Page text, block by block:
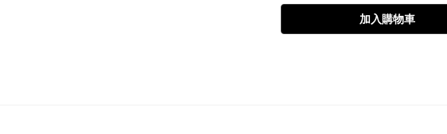
加入購物車